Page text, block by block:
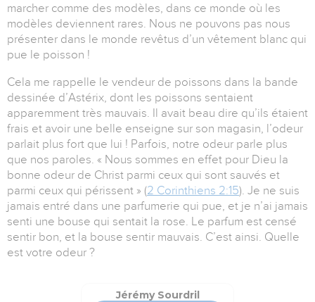
marcher comme des modèles, dans ce monde où les
modèles deviennent rares. Nous ne pouvons pas nous
présenter dans le monde revêtus d’un vêtement blanc qui
pue le poisson !
Cela me rappelle le vendeur de poissons dans la bande
dessinée d’Astérix, dont les poissons sentaient
apparemment très mauvais. Il avait beau dire qu’ils étaient
frais et avoir une belle enseigne sur son magasin, l’odeur
parlait plus fort que lui ! Parfois, notre odeur parle plus
que nos paroles. « Nous sommes en effet pour Dieu la
bonne odeur de Christ parmi ceux qui sont sauvés et
parmi ceux qui périssent » (2 Corinthiens 2:15). Je ne suis
jamais entré dans une parfumerie qui pue, et je n’ai jamais
senti une bouse qui sentait la rose. Le parfum est censé
sentir bon, et la bouse sentir mauvais. C’est ainsi. Quelle
est votre odeur ?
Jérémy Sourdril